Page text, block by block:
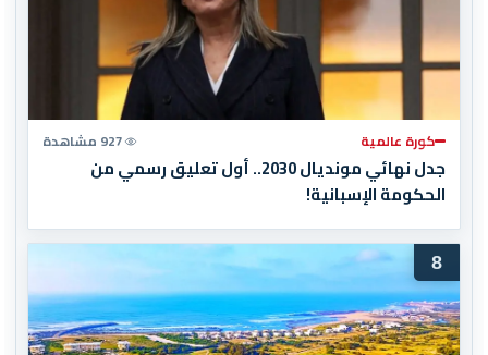
كورة عالمية 927 مشاهدة
جدل نهائي مونديال 2030.. أول تعليق رسمي من
الحكومة الإسبانية!
8